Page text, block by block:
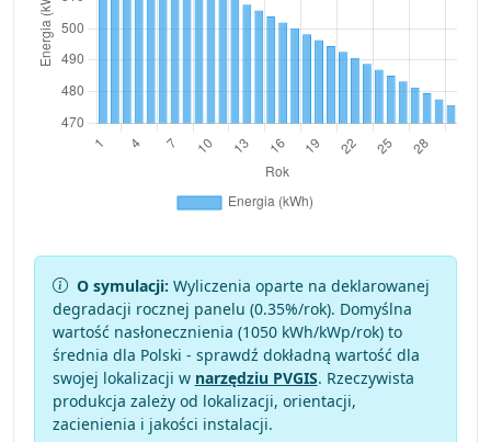
O symulacji: Wyliczenia oparte na deklarowanej
degradacji rocznej panelu (0.35%/rok). Domyślna
wartość nasłonecznienia (1050 kWh/kWp/rok) to
średnia dla Polski - sprawdź dokładną wartość dla
swojej lokalizacji w narzędziu PVGIS. Rzeczywista
produkcja zależy od lokalizacji, orientacji,
zacienienia i jakości instalacji.